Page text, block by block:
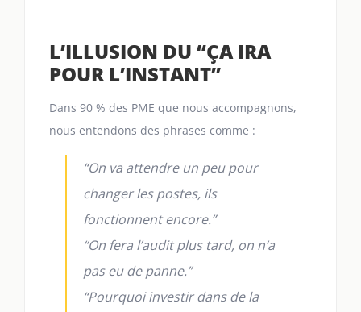
L’ILLUSION DU “ÇA IRA
POUR L’INSTANT”
Dans 90 % des PME que nous accompagnons,
nous entendons des phrases comme :
“On va attendre un peu pour
changer les postes, ils
fonctionnent encore.”
“On fera l’audit plus tard, on n’a
pas eu de panne.”
“Pourquoi investir dans de la